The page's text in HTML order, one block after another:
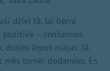
dzīvi tā, lai bērni
pozitīvā – cenšamies
ārpus mājas. Jā,
mēs tomēr dodamies. Es